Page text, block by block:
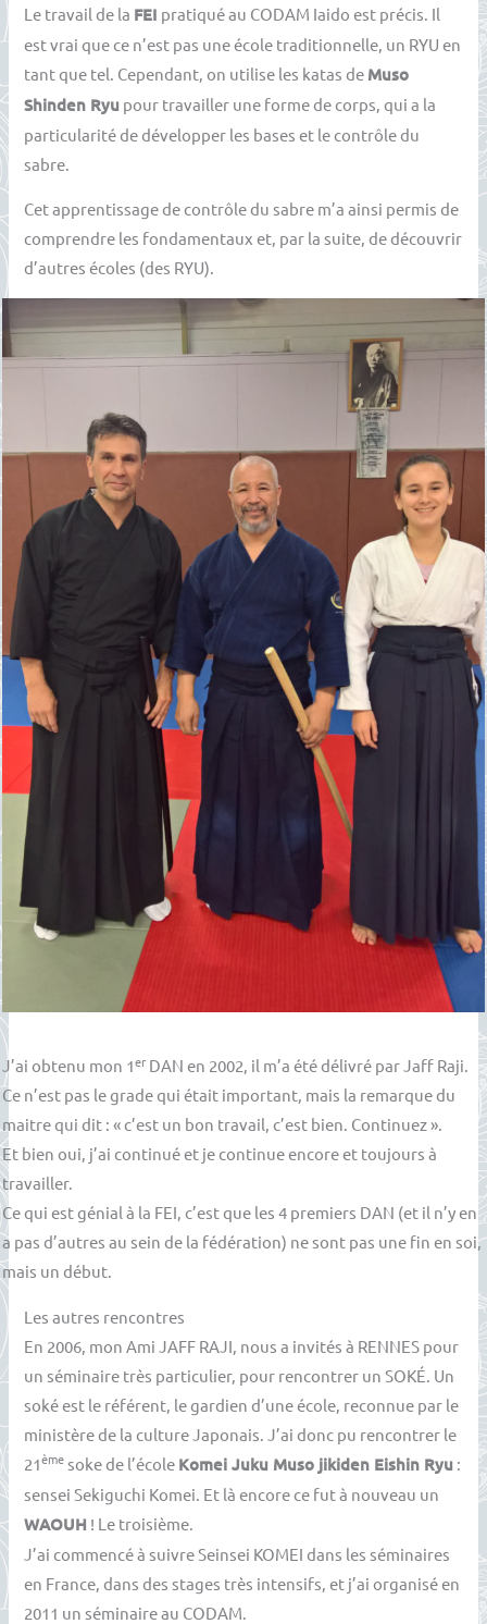
Le travail de la FEI pratiqué au CODAM Iaido est précis. Il
est vrai que ce n’est pas une école traditionnelle, un RYU en
tant que tel. Cependant, on utilise les katas de Muso
Shinden Ryu pour travailler une forme de corps, qui a la
particularité de développer les bases et le contrôle du
sabre.
Cet apprentissage de contrôle du sabre m’a ainsi permis de
comprendre les fondamentaux et, par la suite, de découvrir
d’autres écoles (des RYU).
J’ai obtenu mon 1er DAN en 2002, il m’a été délivré par Jaff Raji.
Ce n’est pas le grade qui était important, mais la remarque du
maitre qui dit : « c’est un bon travail, c’est bien. Continuez ».
Et bien oui, j’ai continué et je continue encore et toujours à
travailler.
Ce qui est génial à la FEI, c’est que les 4 premiers DAN (et il n’y en
a pas d’autres au sein de la fédération) ne sont pas une fin en soi,
mais un début.
Les autres rencontres
En 2006, mon Ami JAFF RAJI, nous a invités à RENNES pour
un séminaire très particulier, pour rencontrer un SOKÉ. Un
soké est le référent, le gardien d’une école, reconnue par le
ministère de la culture Japonais. J’ai donc pu rencontrer le
21ème soke de l’école Komei Juku Muso jikiden Eishin Ryu :
sensei Sekiguchi Komei. Et là encore ce fut à nouveau un
WAOUH ! Le troisième.
J’ai commencé à suivre Seinsei KOMEI dans les séminaires
en France, dans des stages très intensifs, et j’ai organisé en
2011 un séminaire au CODAM.